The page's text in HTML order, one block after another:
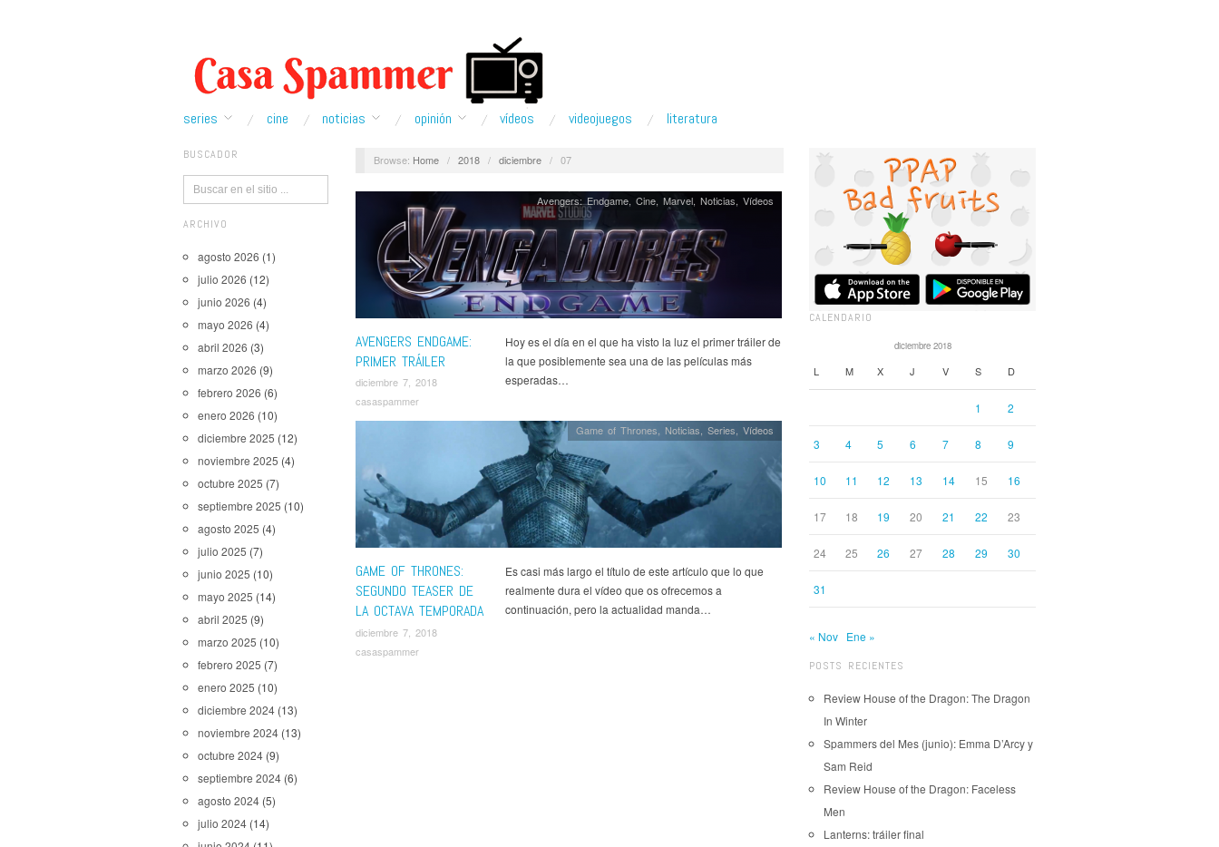
series cine noticias opinión ví­deos videojuegos literatura
BUSCADOR
ARCHIVO
agosto 2026 (1)
julio 2026 (12)
junio 2026 (4)
mayo 2026 (4)
abril 2026 (3)
marzo 2026 (9)
febrero 2026 (6)
enero 2026 (10)
diciembre 2025 (12)
noviembre 2025 (4)
octubre 2025 (7)
septiembre 2025 (10)
agosto 2025 (4)
julio 2025 (7)
junio 2025 (10)
mayo 2025 (14)
abril 2025 (9)
marzo 2025 (10)
febrero 2025 (7)
enero 2025 (10)
diciembre 2024 (13)
noviembre 2024 (13)
octubre 2024 (9)
septiembre 2024 (6)
agosto 2024 (5)
julio 2024 (14)
Browse: Home / 2018 / diciembre / 07
AVENGERS ENDGAME:
PRIMER TRÁILER
diciembre 7, 2018
casaspammer
Avengers: Endgame,Cine,Marvel,Noticias,Ví­deos
Hoy es el día en el que ha visto la luz el primer tráiler de
la que posiblemente sea una de las películas más
esperadas…
GAME OF THRONES:
SEGUNDO TEASER DE
LA OCTAVA TEMPORADA
diciembre 7, 2018
casaspammer
Game of Thrones, Noticias,Series,Ví­deos
Es casi más largo el título de este artículo que lo que
realmente dura el vídeo que os ofrecemos a
continuación, pero la actualidad manda…
CALENDARIO
diciembre 2018
L M X J V S D
1 2
3 4 5 6 7 8 9
10 11 12 13 14 15 16
17 18 19 20 21 22 23
24 25 26 27 28 29 30
31
« Nov Ene »
POSTS RECIENTES
Review House of the Dragon: The Dragon
In Winter
Spammers del Mes (junio): Emma D’Arcy y
Sam Reid
Review House of the Dragon: Faceless
Men
Lanterns: tráiler final